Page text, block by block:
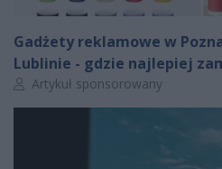
Gadżety reklamowe w
Lublinie - gdzie najlepiej
Autor artykułu:
Artykuł sponsorowany